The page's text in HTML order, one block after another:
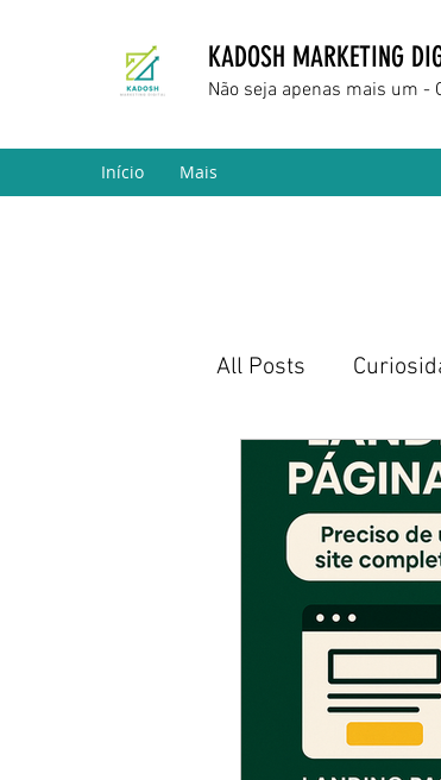
KADOSH MARKETING
Não seja apenas mais um -
Início Mais
All Posts
Marketing Digital